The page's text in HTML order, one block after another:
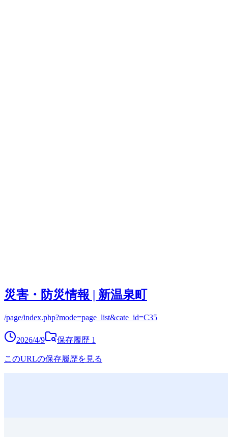
災害・防災情報 | 新温泉町
/page/index.php?mode=page_list&cate_id=C35
2026/4/9 保存履歴 1
このURLの保存履歴を見る